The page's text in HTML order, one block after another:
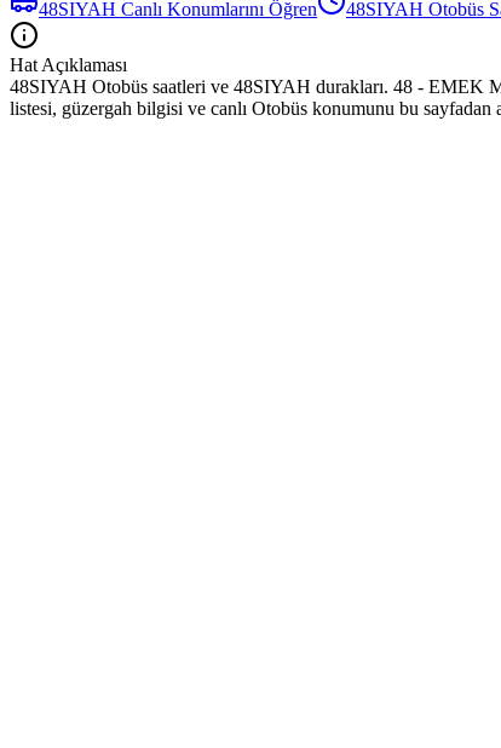
48SIYAH Canlı Konumlarını Öğren 48SIYAH Otobüs
Hat Açıklaması
48SIYAH Otobüs saatleri ve 48SIYAH durakları. 48 - EMEK
listesi, güzergah bilgisi ve canlı Otobüs konumunu bu sayfadan